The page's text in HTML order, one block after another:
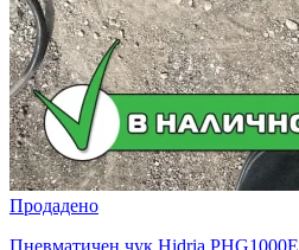
Продадено
Пневматичен чук Hidria PHG1000E